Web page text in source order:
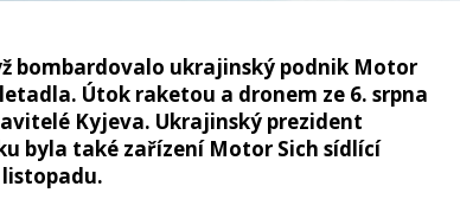
bombardovalo ukrajinský podnik Motor
Útok raketou a dronem ze 6. srpna
Kyjeva. Ukrajinský prezident
byla také zařízení Motor Sich sídlící